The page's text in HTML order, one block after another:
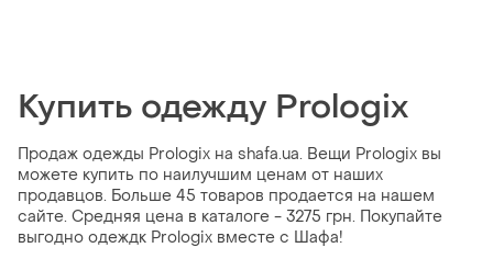
Купить одежду Prologix
Продаж одежды Prologix на shafa.ua. Вещи Prologix вы
можете купить по наилучшим ценам от наших
продавцов. Больше 45 товаров продается на нашем
сайте. Средняя цена в каталоге - 3275 грн. Покупайте
выгодно одеждк Prologix вместе с Шафа!